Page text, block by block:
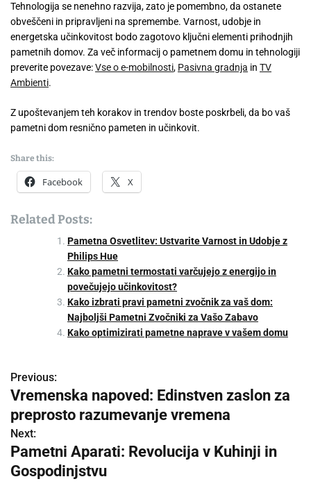
Tehnologija se nenehno razvija, zato je pomembno, da ostanete
obveščeni in pripravljeni na spremembe. Varnost, udobje in
energetska učinkovitost bodo zagotovo ključni elementi prihodnjih
pametnih domov. Za več informacij o pametnem domu in tehnologiji
preverite povezave:Vse o e-mobilnosti, Pasivna gradnja in TV
Ambienti.
Z upoštevanjem teh korakov in trendov boste poskrbeli, da bo vaš
pametni dom resnično pameten in učinkovit.
Share this:
Facebook X
Related Posts:
Pametna Osvetlitev: Ustvarite Varnost in Udobje z
Philips Hue
Kako pametni termostati varčujejo z energijo in
povečujejo učinkovitost?
Kako izbrati pravi pametni zvočnik za vaš dom:
Najboljši Pametni Zvočniki za Vašo Zabavo
Kako optimizirati pametne naprave v vašem domu
P
o
s
t
Previous:
Vremenska napoved: Edinstven zaslon za
preprosto razumevanje vremena
Next:
Pametni Aparati: Revolucija v Kuhinji in
Gospodinjstvu